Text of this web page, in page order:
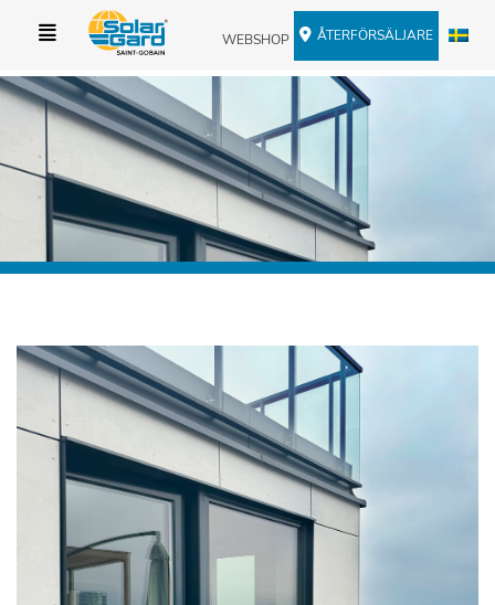
WEBSHOP ÅTERFÖRSÄLJARE
SENTINEL PLUS QXN 75 -
PERFEKT INOMHUSKLIMAT MED